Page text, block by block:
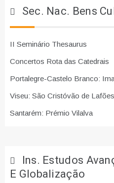
Sec. Nac. Bens
II Seminário Thesaurus
Concertos Rota das Catedrais
Portalegre-Castelo Branco:
Viseu: São Cristóvão de
Santarém: Prémio Vilalva
Ins. Estudos
E Globalização